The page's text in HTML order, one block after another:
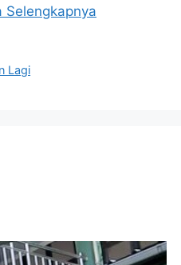
Selengkapnya
Lagi